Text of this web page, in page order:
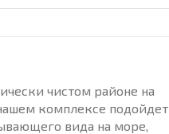
чистом районе на
комплексе подойдет
вида на море,